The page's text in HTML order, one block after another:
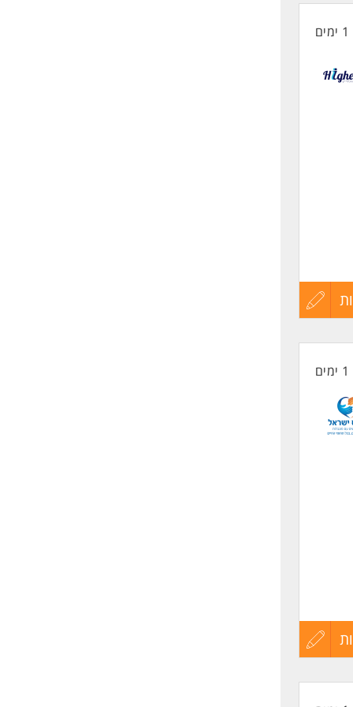
שנה
1 ימים
עדכון
1 ימים
עדכון